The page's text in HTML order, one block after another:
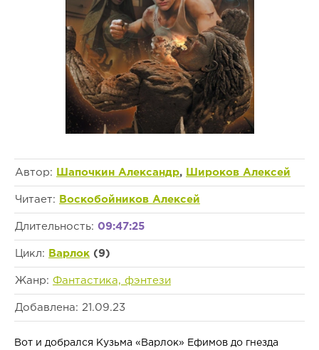
Автор: Шапочкин Александр, Широков Алексей
Читает: Воскобойников Алексей
Длительность: 09:47:25
Цикл: Варлок (9)
Жанр: Фантастика, фэнтези
Добавлена: 21.09.23
Вот и добрался Кузьма «Варлок» Ефимов до гнезда